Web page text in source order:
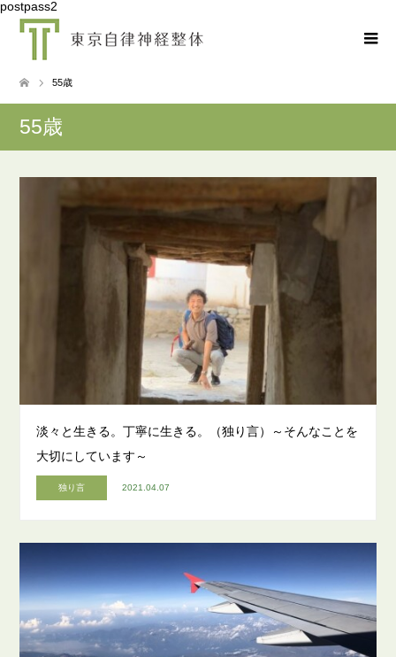
postpass2
55歳
55歳
淡々と生きる。丁寧に生きる。（独り言）～そんなことを
大切にしています～
独り言 2021.04.07